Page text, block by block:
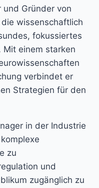
und Gründer von
wissenschaftlich
fokussiertes
einem starken
verbindet er
Strategien für den
in der Industrie
zu
und
zugänglich zu